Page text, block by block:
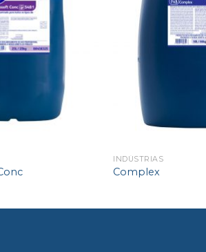
INDÚSTRIAS
Complex